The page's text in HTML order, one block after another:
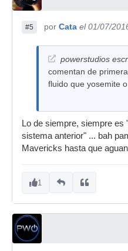
#5 por Cata el 01/07/
powerstudios
comentan de
fluido que yosemite
Lo de siempre, siempre es
sistema anterior" ... bah
Mavericks hasta que
1